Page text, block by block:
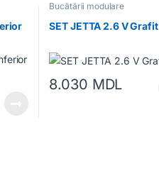
Bucătării modulare
SET JETTA 2.6 V Grafit
8.030 MDL